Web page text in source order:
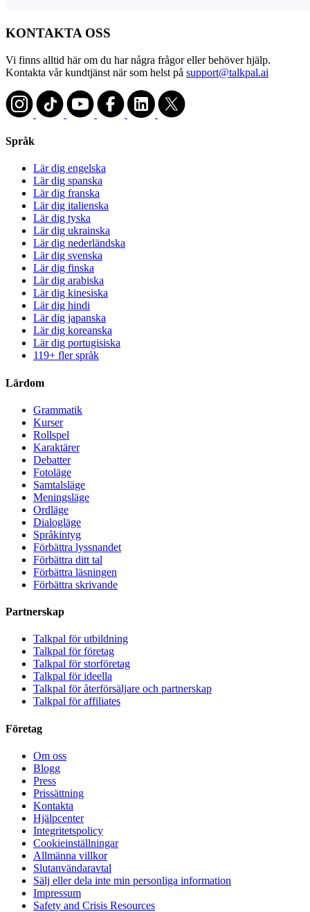
KONTAKTA OSS
Vi finns alltid här om du har några frågor eller behöver hjälp.
Kontakta vår kundtjänst när som helst på support@talkpal.ai
Språk
Lär dig engelska
Lär dig spanska
Lär dig franska
Lär dig italienska
Lär dig tyska
Lär dig ukrainska
Lär dig nederländska
Lär dig svenska
Lär dig finska
Lär dig arabiska
Lär dig kinesiska
Lär dig hindi
Lär dig japanska
Lär dig koreanska
Lär dig portugisiska
119+ fler språk
Lärdom
Grammatik
Kurser
Rollspel
Karaktärer
Debatter
Fotoläge
Samtalsläge
Meningsläge
Ordläge
Dialogläge
Språkintyg
Förbättra lyssnandet
Förbättra ditt tal
Förbättra läsningen
Förbättra skrivande
Partnerskap
Talkpal för utbildning
Talkpal för företag
Talkpal för storföretag
Talkpal för ideella
Talkpal för återförsäljare och partnerskap
Talkpal för affiliates
Företag
Om oss
Blogg
Press
Prissättning
Kontakta
Hjälpcenter
Integritetspolicy
Cookieinställningar
Allmänna villkor
Slutanvändaravtal
Sälj eller dela inte min personliga information
Impressum
Safety and Crisis Resources